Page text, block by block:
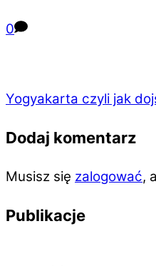
0
Yogyakarta czyli jak
Dodaj komentarz
Musisz się zalogować,
Publikacje